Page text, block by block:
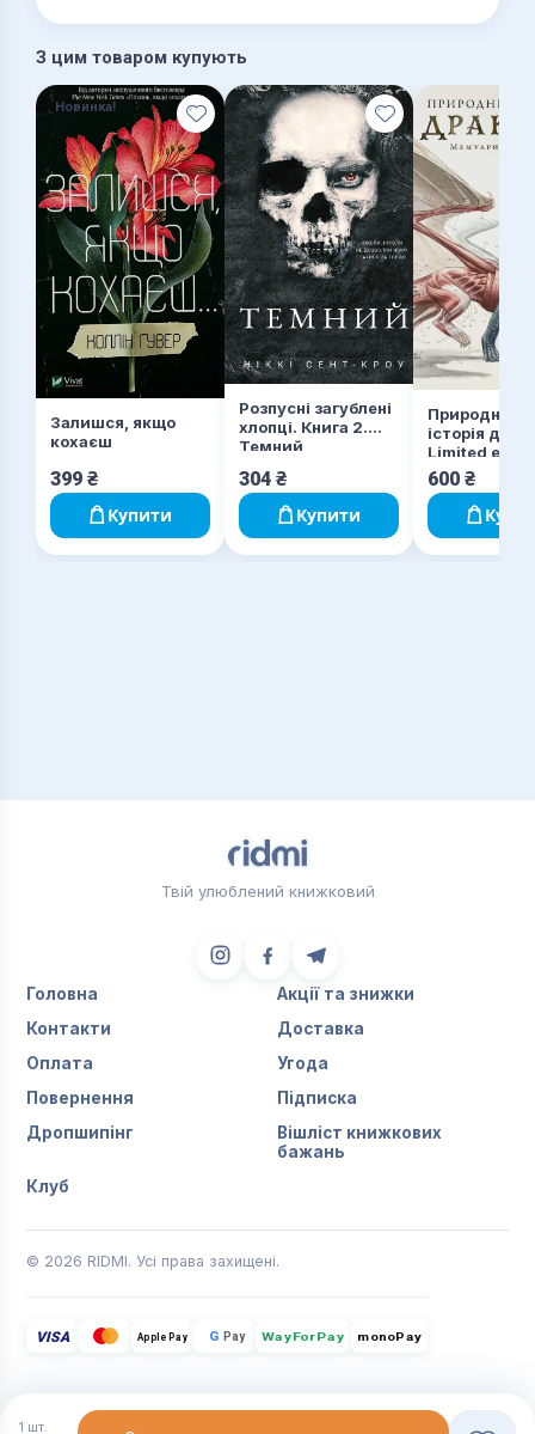
відлюдько. Сашко теж студент, таємничий
красень, якого прозивають Кажаном за любов до
чорного одягу. Весела вдача, багато друзів — він
свій у будь-якому товаристві. Утім, можливо, у
його житті є речі, про які не здогадуються його
шанувальники, бо ж ніхто з них ніколи не чув про
дводушників-гонихмарників.
З цим товаром купують
Новинка!
Залишся, якщо
кохаєш
399 ₴
Купити
Розпусні загублені
хлопці. Книга 2.
Темний
304 ₴
Купити
Природнича
історія
Limited
600 ₴
1 шт.
Твій улюблений книжковий
Головна
Акції та знижки
Контакти
Доставка
Оплата
Угода
Повернення
Підписка
Дропшипінг
Вішліст книжкових
бажань
Клуб
© 2026 RIDMI. Усі права захищені.
VISA Apple Pay G Pay WayForPay monoPay